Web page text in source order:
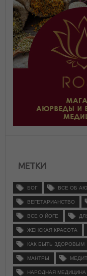
МЕТКИ
БОГ ВСЕ ОБ
ВЕГЕТАРИАНСТВО
ВСЕ О ЙОГЕ
ЖЕНСКАЯ КРАСОТА
КАК БЫТЬ ЗДОРОВЫМ
МАНТРЫ
НАРОДНАЯ МЕДИЦИНА